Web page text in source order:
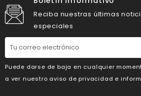
Reciba nuestras últimas
especiales
Puede darse de baja en cualquier
a ver nuestro aviso de privacidad e